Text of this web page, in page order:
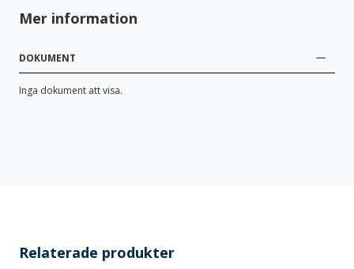
Mer information
DOKUMENT
Inga dokument att visa.
Relaterade produkter